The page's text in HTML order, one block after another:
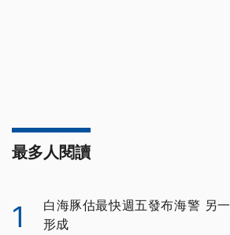
最多人閱讀
1
白海豚估最快週五發布海警 另
形成